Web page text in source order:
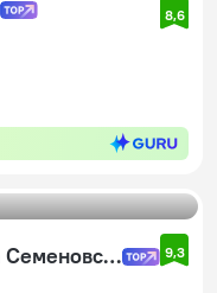
8,6
Отель Cosmos Smart Москва Семеновская 9,3